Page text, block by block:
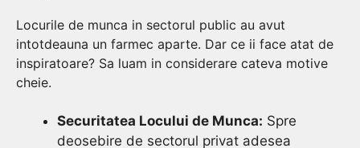
Locurile de munca in sectorul public au avut
intotdeauna un farmec aparte. Dar ce ii face atat de
inspiratoare? Sa luam in considerare cateva motive
cheie.
Securitatea Locului de Munca: Spre
deosebire de sectorul privat adesea